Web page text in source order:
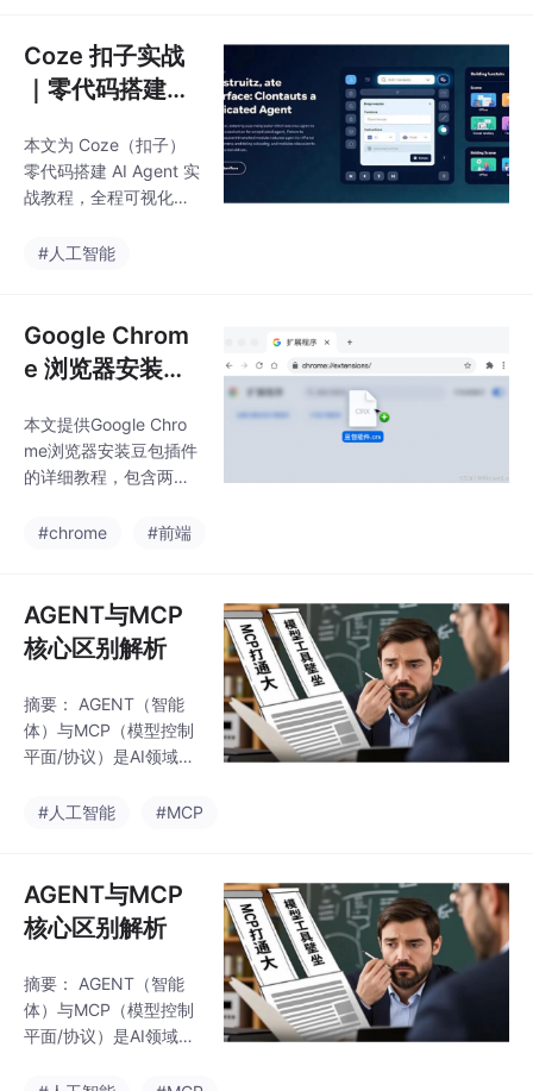
作、音效、情绪多模态
高度契合之所以远超
解从账号注册、智能体
创建、知识库配置到发
布调用的全流程，附带
适配国内场景，可直接
复制实操，快速掌握 AI
Agent 搭建核心方法。
Coze 扣子实战
｜零代码搭建专
0 分钟搞定个人
智能助手
本文为 Coze（扣子）
零代码搭建 AI Agent 实
战教程，全程可视化操
手可在10分钟内搭建出
解从账号注册、智能体
创建、知识库配置到发
布调用的全流程，附带
适配国内场景，可直接
复制实操，快速掌握 AI
Agent 搭建核心方法。
#人工智能
Google Chrom
e 浏览器安装
整教程
本文提供Google Chro
me浏览器安装豆包插件
的详细教程，包含两种
过Chrome扩展商店直
商店的情况）。教程详
细说明了前置准备、具
体安装步骤（含图
法，并补充了Edge和S
afari浏览器的兼容说
明。最后提供了官方反
利完成安装并获得技术
需求。
#chrome #前端
AGENT与MCP
核心区别解析
摘要： AGENT（智能
体）与MCP（模型控制
平面/协议）是AI领域的
能差异显著。AGENT是
独立完成复杂任务（如
智能办公助手、工业机
器人）；MCP则是标准
大模型与外部工具/数据
的对接，降低开发成
本。二者协同工作：AG
#人工智能 #MCP
AGENT与MCP
核心区别解析
摘要： AGENT（智能
体）与MCP（模型控制
平面/协议）是AI领域的